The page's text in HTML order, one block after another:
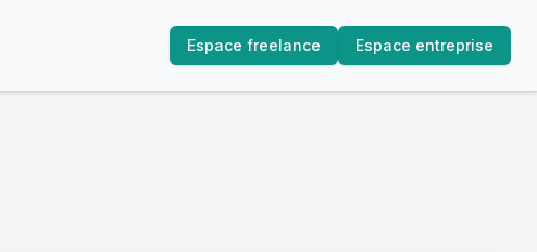
Espace freelance Espace entreprise